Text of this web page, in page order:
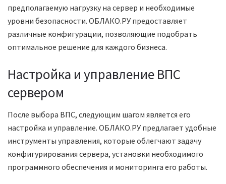
предполагаемую нагрузку на сервер и необходимые
уровни безопасности. ОБЛАКО.РУ предоставляет
различные конфигурации, позволяющие подобрать
оптимальное решение для каждого бизнеса.
Настройка и управление ВПС
сервером
После выбора ВПС, следующим шагом является его
настройка и управление. ОБЛАКО.РУ предлагает удобные
инструменты управления, которые облегчают задачу
конфигурирования сервера, установки необходимого
программного обеспечения и мониторинга его работы.